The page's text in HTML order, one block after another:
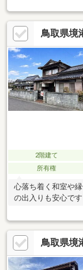
鳥取県境
2階建て
所有権
心落ち着く和室や
の出入りも安心です
鳥取県境